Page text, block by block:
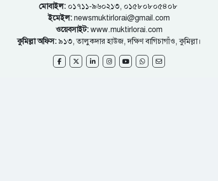
মোবাইল:০১৭১১-৯৬০২১৩, ০১৫৮০৮০৫৪০৮
ইমেইল: newsmuktirlorai@gmail.com
ওয়েবসাইট: www.muktirlorai.com
কুমিল্লা অফিস: ৯১৩, তালুকদার হাউজ, দক্ষিণ বাগিচাগাঁও, কুমিল্লা।